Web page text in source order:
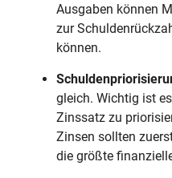
Ausgaben können
zur
können.
gleich. Wichtig ist
Zinssatz zu
Zinsen sollten
die größte